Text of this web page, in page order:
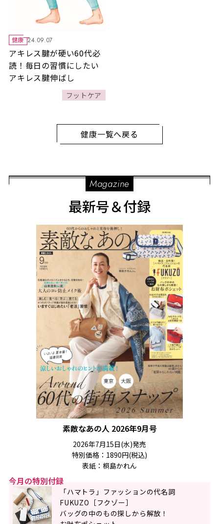
健康 24.09.07
アキレス腱が硬い60代必
読！毎日の習慣にしたい
アキレス腱伸ばし
フットケア
健康一覧へ戻る
Magazine
最新号＆付録
素敵なあの人 2026年9月号
2026年7月15日(水)発売
特別価格：1890円(税込)
表紙：桐島かれん
今月の特別付録
「ハマトラ」ファッションの代名詞
FUKUZO［フクゾー］
バッグの中のもの探しから解放！